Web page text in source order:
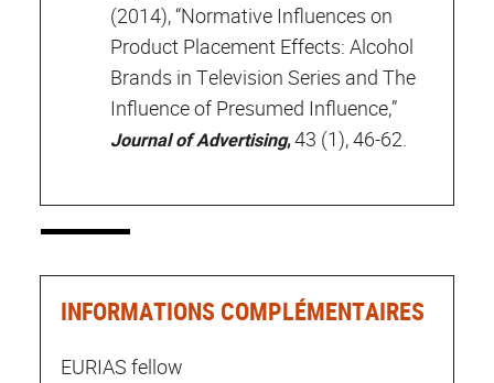
(2014), “Normative Influences on
Product Placement Effects: Alcohol
Brands in Television Series and The
Influence of Presumed Influence,”
Journal of Advertising,43 (1), 46-62.
INFORMATIONS COMPLÉMENTAIRES
EURIAS fellow